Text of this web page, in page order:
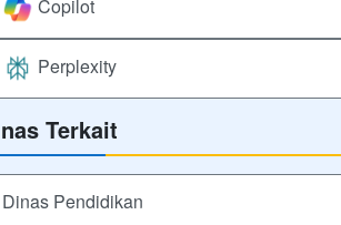
Copilot
Perplexity
Terkait
Dinas Pendidikan